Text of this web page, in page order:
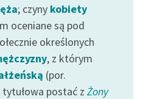
; czyny kobiety
oceniane są pod
określonych
, z którym
(por.
tytułowa postać z Żony